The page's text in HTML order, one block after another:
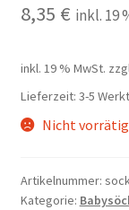
8,35 € inkl. 19
inkl. 19 % MwSt.
Lieferzeit: 3-5
Nicht vorrätig
Artikelnummer:
Kategorie: